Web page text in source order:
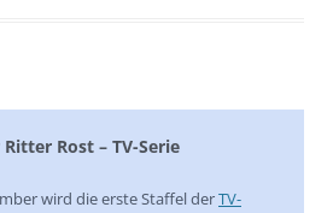
Rost – TV-Serie
wird die erste Staffel derTV-